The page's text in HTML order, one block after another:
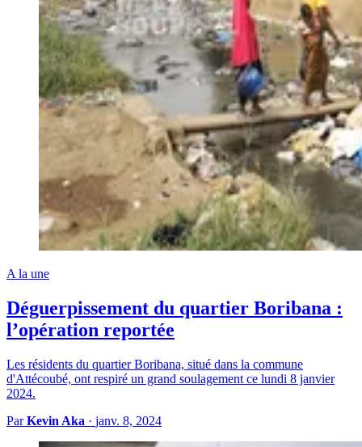
A la une
Déguerpissement du quartier Boribana :
l’opération reportée
Les résidents du quartier Boribana, situé dans la commune
d'Attécoubé, ont respiré un grand soulagement ce lundi 8 janvier
2024.
ParKevin Aka · janv. 8, 2024